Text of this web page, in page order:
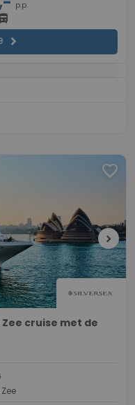
p.p.
directions_bus
chevron_right
favorite
chevron_right
cruise met de